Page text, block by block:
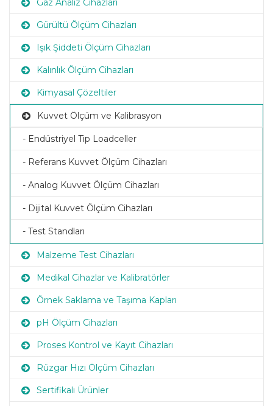
Gaz Analiz Cihazları
Gürültü Ölçüm Cihazları
Işık Şiddeti Ölçüm Cihazları
Kalınlık Ölçüm Cihazları
Kimyasal Çözeltiler
Kuvvet Ölçüm ve Kalibrasyon
- Endüstriyel Tip Loadceller
- Referans Kuvvet Ölçüm Cihazları
- Analog Kuvvet Ölçüm Cihazları
- Dijital Kuvvet Ölçüm Cihazları
- Test Standları
Malzeme Test Cihazları
Medikal Cihazlar ve Kalibratörler
Örnek Saklama ve Taşıma Kapları
pH Ölçüm Cihazları
Proses Kontrol ve Kayıt Cihazları
Rüzgar Hızı Ölçüm Cihazları
Sertifikalı Ürünler